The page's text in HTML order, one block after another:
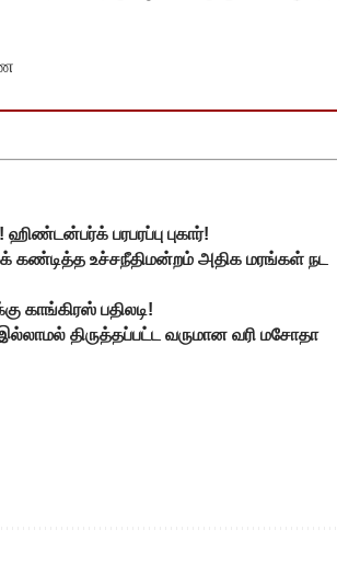
பரபரப்பு புகார்!
கண்டித்த உச்சநீதிமன்றம் அதிக மரங்கள் நட
காங்கிரஸ் பதிலடி!
திருத்தப்பட்ட வருமான வரி மசோதா